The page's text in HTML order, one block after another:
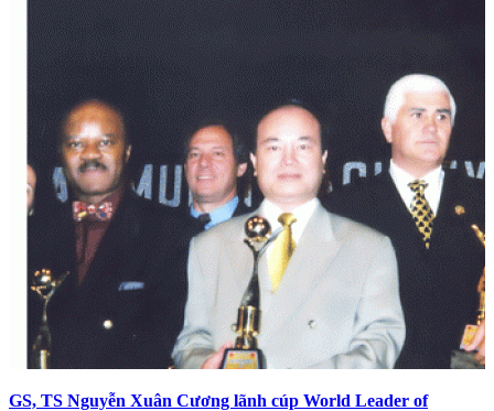
GS, TS Nguyễn Xuân Cương lãnh cúp World Leader of